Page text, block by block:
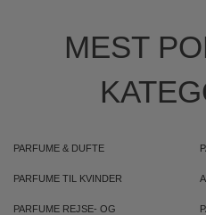
MEST
PARFUME & DUFTE
PARFUME TIL KVINDER
PARFUME REJSE- OG